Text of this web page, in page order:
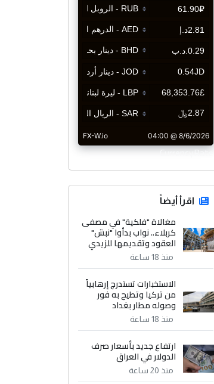
CurrencyRate
اقرأ أيضاً
مغالاة "فلكية" في مصفى
كربلاء.. نواب بدأوا "نبش"
العقود وتقديمها للزيدي
منذ 18 ساعة
الاستخبارات تستدرج إرهابياً
من تركيا وتطيح به فور
وصوله مطار بغداد
منذ 18 ساعة
ارتفاع جديد بأسعار صرف
الدولار في العراق
منذ 20 ساعة